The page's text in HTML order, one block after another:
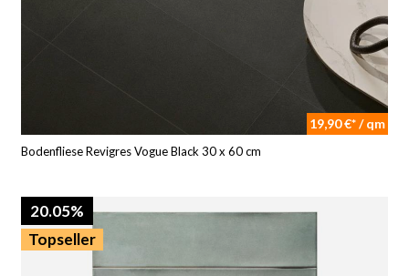
19,90 €* / qm
Bodenfliese Revigres Vogue Black 30 x 60 cm
20.05%
Topseller